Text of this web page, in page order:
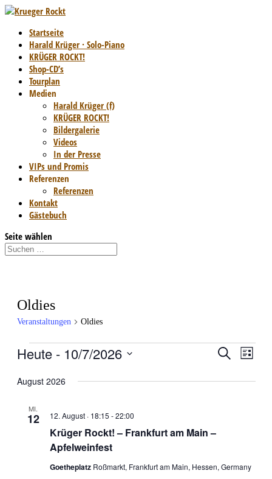
Startseite
Harald Krüger · Solo-Piano
KRÜGER ROCKT!
Shop-CD’s
Tourplan
Medien
Harald Krüger (f)
KRÜGER ROCKT!
Bildergalerie
Videos
In der Presse
VIPs und Promis
Referenzen
Referenzen
Kontakt
Gästebuch
Seite wählen
Oldies
Veranstaltungen Oldies
Veranstaltungen Suche
Liste
Heute - 10/7/2026
wählen.
August 2026
MI.
12
Krüger Rockt! – Frankfurt am Main –
Apfelweinfest
12. August · 18:15 -22:00
Goetheplatz Roßmarkt, Frankfurt am Main, Hessen, Germany